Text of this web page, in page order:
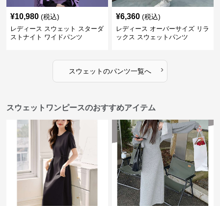
¥10,980 (税込)
レディース スウェット スターダ
ストナイト ワイドパンツ
¥6,360 (税込)
レディース オーバーサイズ リラ
ックス スウェットパンツ
スウェットのパンツ一覧へ ›
スウェットワンピースのおすすめアイテム